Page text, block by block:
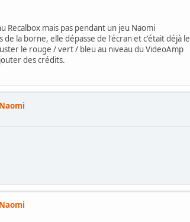
Recalbox mais pas pendant un jeu Naomi
la borne, elle dépasse de l'écran et c'était déjà
le rouge / vert / bleu au niveau du VideoAmp
des crédits.